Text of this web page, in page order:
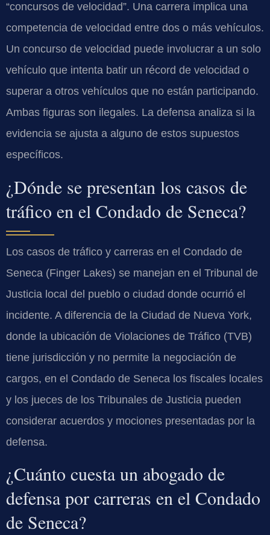
“concursos de velocidad”. Una carrera implica una
competencia de velocidad entre dos o más vehículos.
Un concurso de velocidad puede involucrar a un solo
vehículo que intenta batir un récord de velocidad o
superar a otros vehículos que no están participando.
Ambas figuras son ilegales. La defensa analiza si la
evidencia se ajusta a alguno de estos supuestos
específicos.
¿Dónde se presentan los casos de
tráfico en el Condado de Seneca?
Los casos de tráfico y carreras en el Condado de
Seneca (Finger Lakes) se manejan en el Tribunal de
Justicia local del pueblo o ciudad donde ocurrió el
incidente. A diferencia de la Ciudad de Nueva York,
donde la ubicación de Violaciones de Tráfico (TVB)
tiene jurisdicción y no permite la negociación de
cargos, en el Condado de Seneca los fiscales locales
y los jueces de los Tribunales de Justicia pueden
considerar acuerdos y mociones presentadas por la
defensa.
¿Cuánto cuesta un abogado de
defensa por carreras en el Condado
de Seneca?